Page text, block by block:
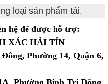
loại sản phẩm tải.
hệ để được hỗ trợ:
XÁC HẢI TÍN
Phường 14, Quận 6,
Phường Bình Trị Đông